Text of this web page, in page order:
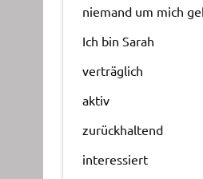
niemand um mich
Ich bin Sarah
verträglich
aktiv
zurückhaltend
interessiert